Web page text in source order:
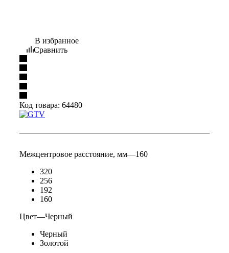
В избранное
Сравнить
Код товара: 64480
Межцентровое расстояние, мм—160
320
256
192
160
Цвет—Черный
Черный
Золотой